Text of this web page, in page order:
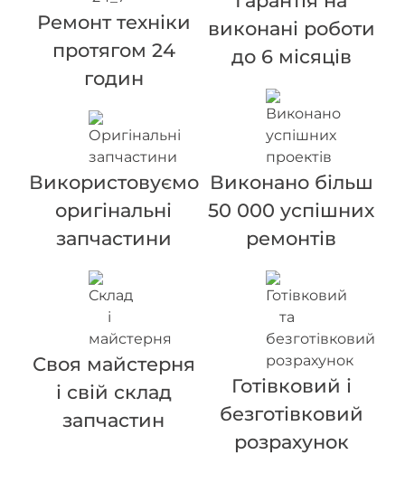
Ремонт техніки
протягом 24
годин
Використовуємо
оригінальні
запчастини
Своя майстерня
і свій склад
запчастин
виконані роботи
до 6 місяців
Виконано більш
50 000 успішних
ремонтів
Готівковий і
безготівковий
розрахунок